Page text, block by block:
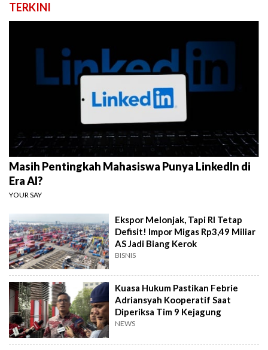
TERKINI
Masih Pentingkah Mahasiswa Punya LinkedIn di
Era AI?
YOUR SAY
Ekspor Melonjak, Tapi RI Tetap
Defisit! Impor Migas Rp3,49 Miliar
AS Jadi Biang Kerok
BISNIS
Kuasa Hukum Pastikan Febrie
Adriansyah Kooperatif Saat
Diperiksa Tim 9 Kejagung
NEWS